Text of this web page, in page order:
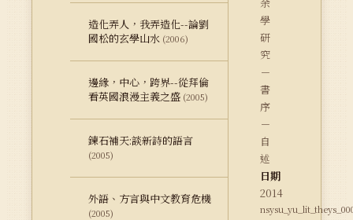
造化弄人，我弄造化--論劉
國松的玄學山水 (2006)
邊緣，中心，跨界--從拜倫
看英國浪漫主義之盛 (2005)
鍊石補天:談新詩的語言
(2005)
外語、方言與中文教育危機
(2005)
學
研
究
－
書
序
－
自
述
日期
2014